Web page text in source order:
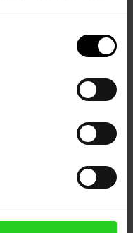
Tasten. Key-Slider-
Seitentasten.